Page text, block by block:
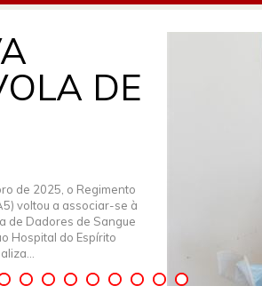
DE
de 2025, o Regimento
voltou a associar-se à
de Dadores de Sangue
Hospital do Espírito